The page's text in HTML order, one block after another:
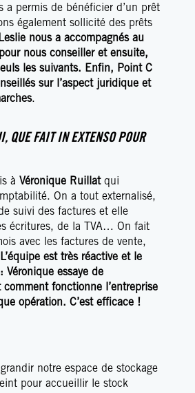
a permis de bénéficier d’un prêt
également sollicité des prêts
nous a accompagnés au
nous conseiller et ensuite,
les suivants. Enfin, Point C
sur l’aspect juridique et
.
QUE FAIT IN EXTENSO POUR
à Véronique Ruillatqui
On a tout externalisé,
suivi des factures et elle
écritures, de la TVA… On fait
avec les factures de vente,
L’équipe est très réactive et le
essaye de
fonctionne l’entreprise
opération. C’est efficace !
notre espace de stockage
pour accueillir le stock